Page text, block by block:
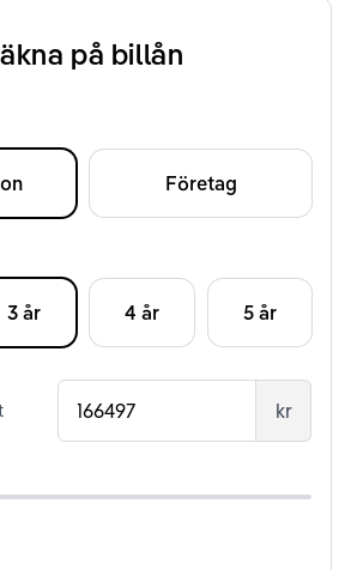
på billån
Företag
3 år 4 år 5 år
kr